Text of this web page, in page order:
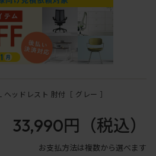
ッドレスト 肘付［ グレー ］
33,990円 （税込）
お支払方法は複数から選べます